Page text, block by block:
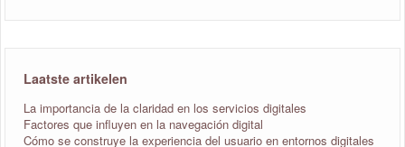
Laatste artikelen
La importancia de la claridad en los servicios digitales
Factores que influyen en la navegación digital
Cómo se construye la experiencia del usuario en entornos digitales